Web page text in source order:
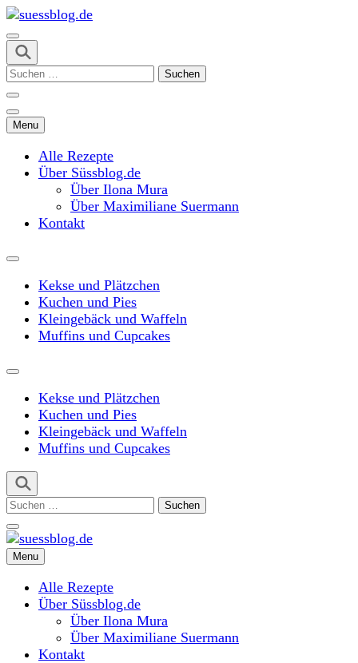
Skip
to
content
(Press
Enter)
suessblog.de
Suchen
Menu
Alle Rezepte
Über Süssblog.de
Über Ilona Mura
Über Maximiliane Suermann
Kontakt
Kekse und Plätzchen
Kuchen und Pies
Kleingebäck und Waffeln
Muffins und Cupcakes
Kekse und Plätzchen
Kuchen und Pies
Kleingebäck und Waffeln
Muffins und Cupcakes
Suchen
suessblog.de
Menu
Alle Rezepte
Über Süssblog.de
Über Ilona Mura
Über Maximiliane Suermann
Kontakt